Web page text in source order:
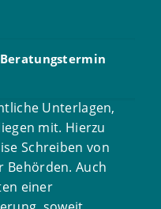
Unterlagen,
mit. Hierzu
Schreiben von
Behörden. Auch
einer